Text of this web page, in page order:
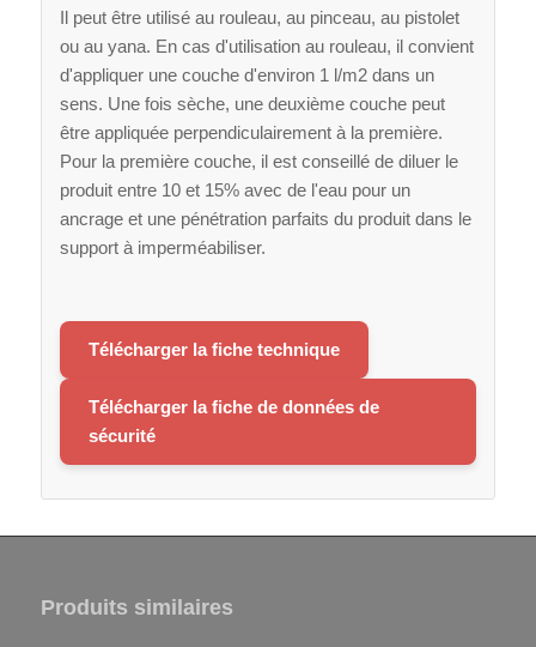
Il peut être utilisé au rouleau, au pinceau, au pistolet
ou au yana. En cas d'utilisation au rouleau, il convient
d'appliquer une couche d'environ 1 l/m2 dans un
sens. Une fois sèche, une deuxième couche peut
être appliquée perpendiculairement à la première.
Pour la première couche, il est conseillé de diluer le
produit entre 10 et 15% avec de l'eau pour un
ancrage et une pénétration parfaits du produit dans le
support à imperméabiliser.
Télécharger la fiche technique
Télécharger la fiche de données de
sécurité
Produits similaires